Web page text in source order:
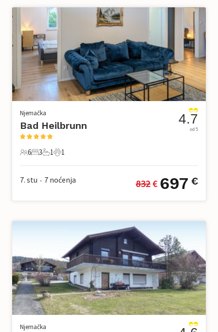
Njemačka
Bad Heilbrunn
6 Gosti
6
3 Spavaće sobe
3
1 Kupaonica
1
1 Kućni ljubimac
1
4.7
od 5
7. stu • 7 noćenja 832 € 697 €
Njemačka